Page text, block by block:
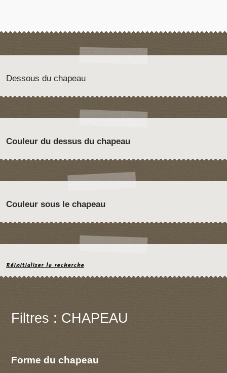
Dessous du chapeau
Couleur du dessus du chapeau
Couleur sous le chapeau
Réinitialiser la recherche
Filtres : CHAPEAU
Forme du chapeau